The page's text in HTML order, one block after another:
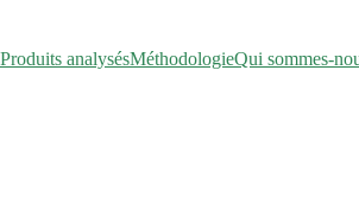
Produits analysésMéthodologieQui sommes-